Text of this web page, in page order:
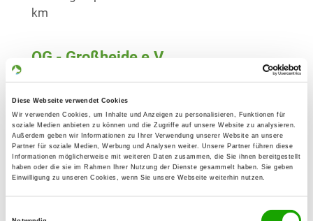
Diese Webseite verwendet Cookies
Wir verwenden Cookies, um Inhalte und Anzeigen zu personalisieren, Funktionen für
soziale Medien anbieten zu können und die Zugriffe auf unsere Website zu analysieren.
Außerdem geben wir Informationen zu Ihrer Verwendung unserer Website an unsere
Partner für soziale Medien, Werbung und Analysen weiter. Unsere Partner führen diese
Informationen möglicherweise mit weiteren Daten zusammen, die Sie ihnen bereitgestellt
haben oder die sie im Rahmen Ihrer Nutzung der Dienste gesammelt haben. Sie geben
Einwilligung zu unseren Cookies, wenn Sie unsere Webseite weiterhin nutzen.
km
OG - Großheide e.V.
Details
OG - Holtriem, Sitz Eversmeer
Details
Auricherstr. 43a
26556 Wilmsfeld
OG - Norden e.V.